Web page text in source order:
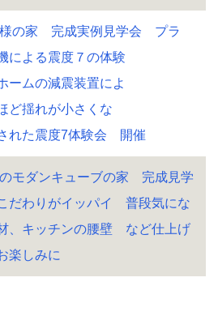
様の家 完成実例見学会 プラ
よる震度７の体験
減震装置によ
れが小さくな
震度7体験会 開催
モダンキューブの家 完成見学
だわりがイッパイ 普段気にな
、キッチンの腰壁 など仕上げ
楽しみに